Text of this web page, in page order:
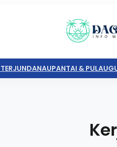
DANAUPANTAI & PULAU